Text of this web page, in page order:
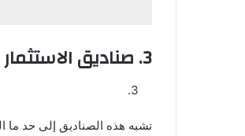
3. صناديق الاستثمار المشتركة ذات التاريخ المستهدف
تشبه هذه الصناديق إلى حد ما